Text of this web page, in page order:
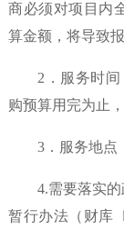
商必须对项目内
算金额，将导致报
2．服务时
购预算用完为止
3．服务地点
4.需要落实
暂行办法（财库